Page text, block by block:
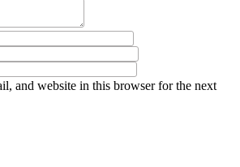
and website in this browser for the next